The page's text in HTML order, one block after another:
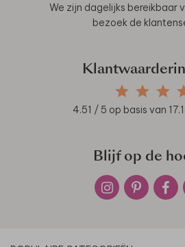
We zijn dagelijks bereikbaar
bezoek de
4.51 / 5 op basis van
Blijf op de